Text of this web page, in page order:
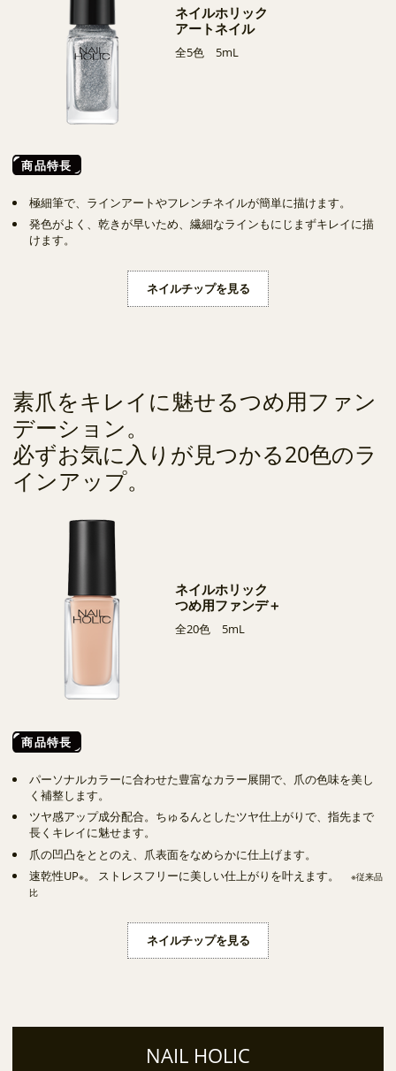
ネイルホリック
アートネイル
全5色 5mL
商品特長
極細筆で、ラインアートやフレンチネイルが簡単に描けます。
発色がよく、乾きが早いため、繊細なラインもにじまずキレイに描
けます。
ネイルチップを見る
素爪をキレイに魅せるつめ用ファン
デーション。
必ずお気に入りが見つかる20色のラ
インアップ。
ネイルホリック
つめ用ファンデ＋
全20色 5mL
商品特長
パーソナルカラーに合わせた豊富なカラー展開で、爪の色味を美し
く補整します。
ツヤ感アップ成分配合。ちゅるんとしたツヤ仕上がりで、指先まで
長くキレイに魅せます。
爪の凹凸をととのえ、爪表面をなめらかに仕上げます。
速乾性UP※。 ストレスフリーに美しい仕上がりを叶えます。
※従来品
比
ネイルチップを見る
NAIL HOLIC